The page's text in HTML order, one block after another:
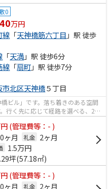
0
40万円
線 「天神橋筋六丁目 」駅 徒歩
「天満」駅 徒歩6分
線 「扇町」駅 徒歩7分
市北区天神橋５丁目
ビル」です。落ち着きのある空間
行く先に応じて経路を選べる、2駅
円(管理費等：- )
0ヶ月 礼金 2ヶ月
1.5万円
坪(57.18㎡)
円(管理費等：- )
0ヶ月 礼金 2ヶ月